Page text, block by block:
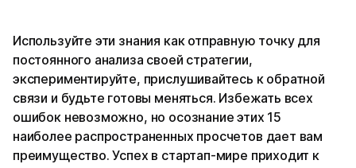
Используйте эти знания как отправную точку для
постоянного анализа своей стратегии,
экспериментируйте, прислушивайтесь к обратной
связи и будьте готовы меняться. Избежать всех
ошибок невозможно, но осознание этих 15
наиболее распространенных просчетов дает вам
преимущество. Успех в стартап-мире приходит к